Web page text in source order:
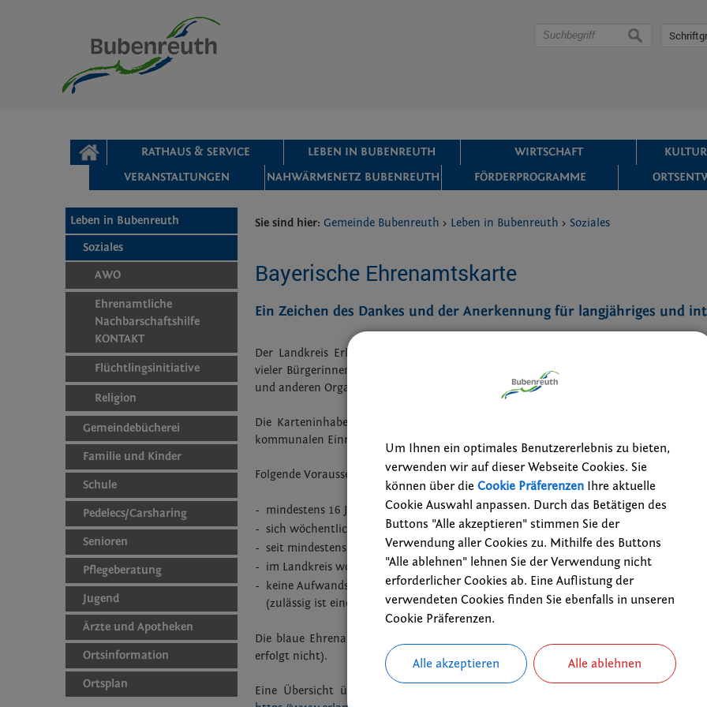
suchen
STARTSEITE RATHAUS & SERVICE LEBEN IN BUBENREUTH WIRTSCHAFT
VERANSTALTUNGEN
NAHWÄRMENETZ BUBENREUTH FÖRDERPROGRAMME
Leben in Bubenreuth
Soziales
AWO
Ehrenamtliche
Nachbarschaftshilfe
KONTAKT
Flüchtlingsinitiative
Religion
Gemeindebücherei
Familie und Kinder
Schule
Pedelecs/Carsharing
Senioren
Pflegeberatung
Jugend
Ärzte und Apotheken
Ortsinformation
Ortsplan
Sie sind hier: Gemeinde Bubenreuth > Leben in Bubenreuth > Soziales
Bayerische Ehrenamtskarte
Ein Zeichen des Dankes und der Anerkennung für langjähriges und
Der Landkreis Erlangen-Höchstadt zeichnet sich durch sein vielfältiges
vieler Bürgerinnen und Bürger aus. Dies honoriert der Landkreis mit der Bayerischen
und anderen Organisationen beantragt werden kann.
Die Karteninhaber/innen erhalten Vergünstigungen bei rund 100 Einrichtungen
kommunalen Einrichtungen.
Folgende Voraussetzungen müssen Antragsteller erfüllen:
- mindestens 16 Jahre alt sein
- sich wöchentlich mindestens 5 Stunden (durchschnittlich) engagieren bzw. 250
- seit mindestens 2 Jahren aktiv in einem Verein, einer Organisation oder einer
- im Landkreis wohnen und ihr ehrenamtliches Engagement im Landkreis ausüben
-
keine Aufwandsentschädigung erhalten, die über einen Auslagenersatz hinausgeht
(zulässig ist eine Aufwandsentschädigung bis einschließlich der
Die blaue Ehrenamtskarte gilt für drei Jahre, nach Ende der Gültigkeitsdauer ist
erfolgt nicht).
Eine Übersicht über die Akzeptanzstellen, Anträge sowie die Voraussetzungen
Um Ihnen ein optimales Benutzererlebnis zu bieten,
verwenden wir auf dieser Webseite Cookies. Sie
können über die Cookie PräferenzenIhre aktuelle
Cookie Auswahl anpassen. Durch das Betätigen des
Buttons "Alle akzeptieren" stimmen Sie der
Verwendung aller Cookies zu. Mithilfe des Buttons
"Alle ablehnen" lehnen Sie der Verwendung nicht
erforderlicher Cookies ab. Eine Auflistung der
verwendeten Cookies finden Sie ebenfalls in unseren
Cookie Präferenzen.
Alle akzeptieren Alle ablehnen